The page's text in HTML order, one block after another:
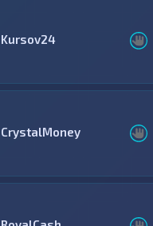
Kursov24
CrystalMoney